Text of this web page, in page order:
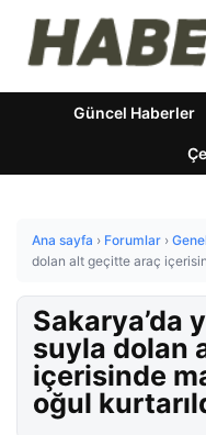
Güncel Haberler
Ana sayfa › Forumlar ›
dolan alt geçitte araç
Sakarya’da
suyla dolan
içerisinde
oğul